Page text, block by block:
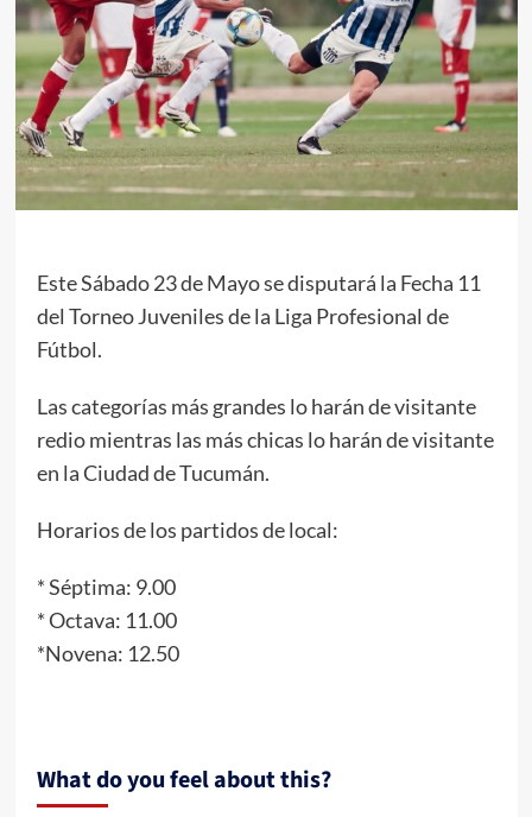
Este Sábado 23 de Mayo se disputará la Fecha 11
del Torneo Juveniles de la Liga Profesional de
Fútbol.
Las categorías más grandes lo harán de visitante
redio mientras las más chicas lo harán de visitante
en la Ciudad de Tucumán.
Horarios de los partidos de local:
* Séptima: 9.00
* Octava: 11.00
*Novena: 12.50
What do you feel about this?